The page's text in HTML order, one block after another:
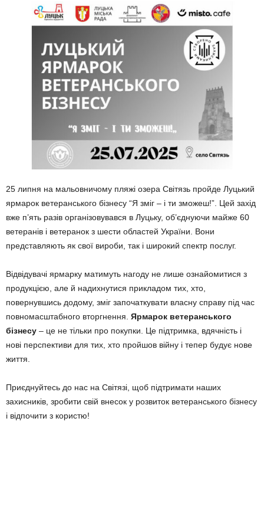
25 липня на мальовничому пляжі озера Світязь пройде Луцький
ярмарок ветеранського бізнесу “Я зміг – і ти зможеш!”. Цей захід
вже п’ять разів організовувався в Луцьку, об’єднуючи майже 60
ветеранів і ветеранок з шести областей України. Вони
представляють як свої вироби, так і широкий спектр послуг.
Відвідувачі ярмарку матимуть нагоду не лише ознайомитися з
продукцією, але й надихнутися прикладом тих, хто,
повернувшись додому, зміг започаткувати власну справу під час
повномасштабного вторгнення. Ярмарок ветеранського
бізнесу – це не тільки про покупки. Це підтримка, вдячність і
нові перспективи для тих, хто пройшов війну і тепер будує нове
життя.
Приєднуйтесь до нас на Світязі, щоб підтримати наших
захисників, зробити свій внесок у розвиток ветеранського бізнесу
і відпочити з користю!